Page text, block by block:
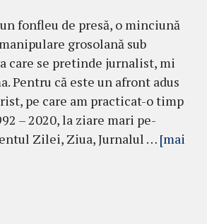
fonfleu de presă, o minciună
grosolană sub
care se pretinde jurnalist, mi
Pentru că este un afront adus
pe care am practicat-o timp
– 2020, la ziare mari pe-
Zilei, Ziua, Jurnalul … [mai